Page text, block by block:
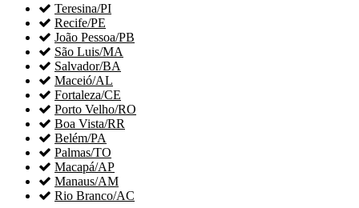
 Teresina/PI
 Recife/PE
 João Pessoa/PB
 São Luis/MA
 Salvador/BA
 Maceió/AL
 Fortaleza/CE
 Porto Velho/RO
 Boa Vista/RR
 Belém/PA
 Palmas/TO
 Macapá/AP
 Manaus/AM
 Rio Branco/AC